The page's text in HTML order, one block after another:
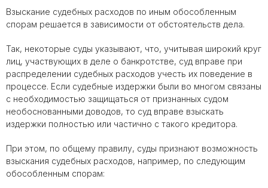
Взыскание судебных расходов по иным обособленным
спорам решается в зависимости от обстоятельств дела.
Так, некоторые суды указывают, что, учитывая широкий круг
лиц, участвующих в деле о банкротстве, суд вправе при
распределении судебных расходов учесть их поведение в
процессе. Если судебные издержки были во многом связаны
с необходимостью защищаться от признанных судом
необоснованными доводов, то суд вправе взыскать
издержки полностью или частично с такого кредитора.
При этом, по общему правилу, суды признают возможность
взыскания судебных расходов, например, по следующим
обособленным спорам: